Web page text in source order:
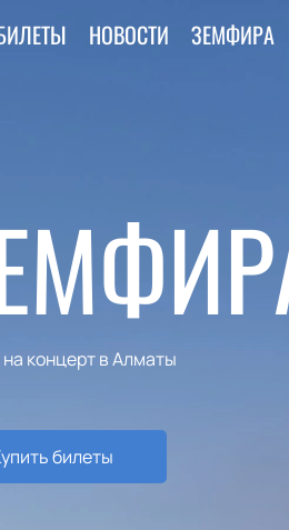
НОВОСТИ ЗЕМФИРА
концерт в Алматы
билеты